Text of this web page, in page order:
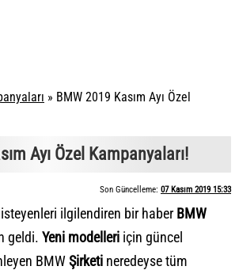
» BMW 2019 Kasım Ayı Özel
Ayı Özel Kampanyaları!
Son Güncelleme: 07 Kasım 2019 15:33
ilgilendiren bir haber BMW
geldi. Yeni modelleri için güncel
BMWŞirketi neredeyse tüm